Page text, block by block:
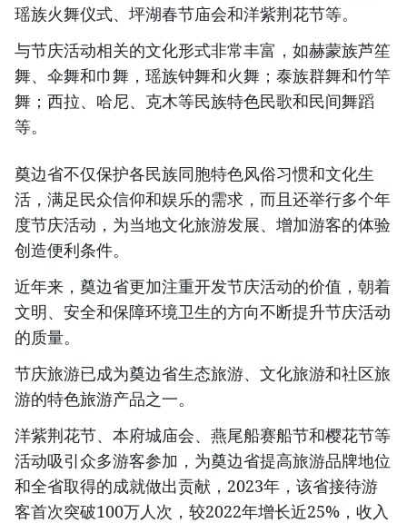
瑶族火舞仪式、坪湖春节庙会和洋紫荆花节等。
与节庆活动相关的文化形式非常丰富，如赫蒙族芦笙
舞、伞舞和巾舞，瑶族钟舞和火舞；泰族群舞和竹竿
舞；西拉、哈尼、克木等民族特色民歌和民间舞蹈
等。
奠边省不仅保护各民族同胞特色风俗习惯和文化生
活，满足民众信仰和娱乐的需求，而且还举行多个年
度节庆活动，为当地文化旅游发展、增加游客的体验
创造便利条件。
近年来，奠边省更加注重开发节庆活动的价值，朝着
文明、安全和保障环境卫生的方向不断提升节庆活动
的质量。
节庆旅游已成为奠边省生态旅游、文化旅游和社区旅
游的特色旅游产品之一。
洋紫荆花节、本府城庙会、燕尾船赛船节和樱花节等
活动吸引众多游客参加，为奠边省提高旅游品牌地位
和全省取得的成就做出贡献，2023年，该省接待游
客首次突破100万人次，较2022年增长近25%，收入